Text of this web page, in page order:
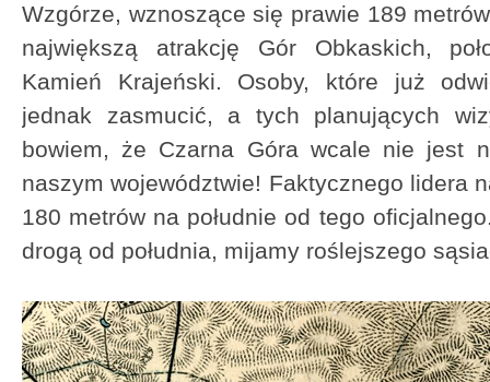
Wzgórze, wznoszące się prawie 189
największą atrakcję Gór Obkaskich,
Kamień Krajeński. Osoby, które już
jednak zasmucić, a tych planujących
bowiem, że Czarna Góra wcale nie jest
naszym województwie! Faktycznego lidera
180 metrów na południe od tego
drogą od południa, mijamy roślejszego